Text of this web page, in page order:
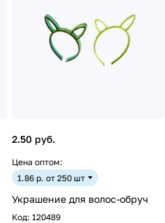
2.50 руб.
Цена оптом:
1.86 р. от 250 шт
Украшение для волос-обруч
Код: 120489